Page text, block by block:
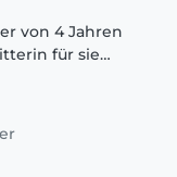
von 4 Jahren
für sie